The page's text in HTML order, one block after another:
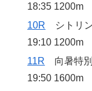
18:35
10R シトリ
19:10
11R 向暑特
19:50